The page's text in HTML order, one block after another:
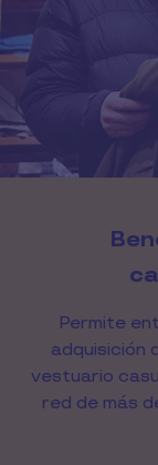
Permite
adquisición
vestuario
red de más